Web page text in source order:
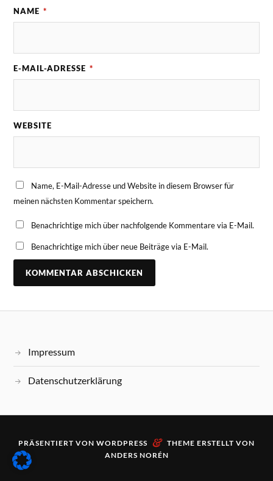
NAME *
E-MAIL-ADRESSE *
WEBSITE
Name, E-Mail-Adresse und Website in diesem Browser für
meinen nächsten Kommentar speichern.
Benachrichtige mich über nachfolgende Kommentare via E-Mail.
Benachrichtige mich über neue Beiträge via E-Mail.
Impressum
Datenschutzerklärung
PRÄSENTIERT VON WORDPRESS & THEME ERSTELLT VON
ANDERS NORÉN